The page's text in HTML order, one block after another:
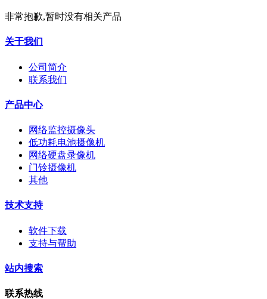
非常抱歉,暂时没有相关产品
关于我们
公司简介
联系我们
产品中心
网络监控摄像头
低功耗电池摄像机
网络硬盘录像机
门铃摄像机
其他
技术支持
软件下载
支持与帮助
站内搜索
联系热线